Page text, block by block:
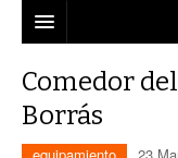
LOCALIZACIÓN
Comedor
Borrás